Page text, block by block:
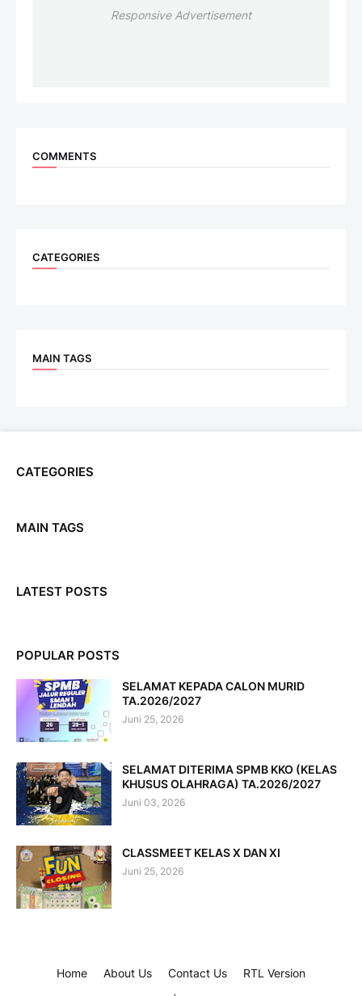
Responsive Advertisement
COMMENTS
CATEGORIES
MAIN TAGS
CATEGORIES
MAIN TAGS
LATEST POSTS
POPULAR POSTS
SELAMAT KEPADA CALON MURID
TA.2026/2027
Juni 25, 2026
SELAMAT DITERIMA SPMB KKO (KELAS
KHUSUS OLAHRAGA) TA.2026/2027
Juni 03, 2026
CLASSMEET KELAS X DAN XI
Juni 25, 2026
Home About Us Contact Us RTL Version